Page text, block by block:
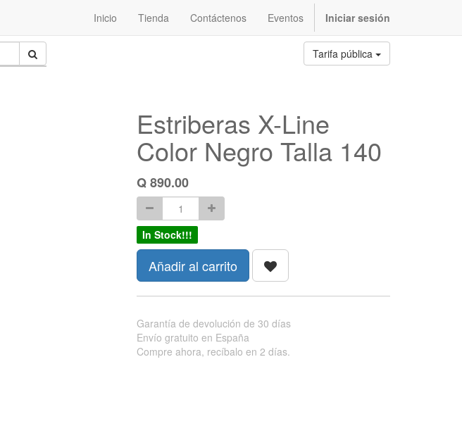
Inicio Tienda Contáctenos Eventos Iniciar sesión
Tarifa pública
Estriberas X-Line
Color Negro Talla 140
Q890.00
In Stock!!!
Añadir al carrito
Garantía de devolución de 30 días
Envío gratuito en España
Compre ahora, recíbalo en 2 días.